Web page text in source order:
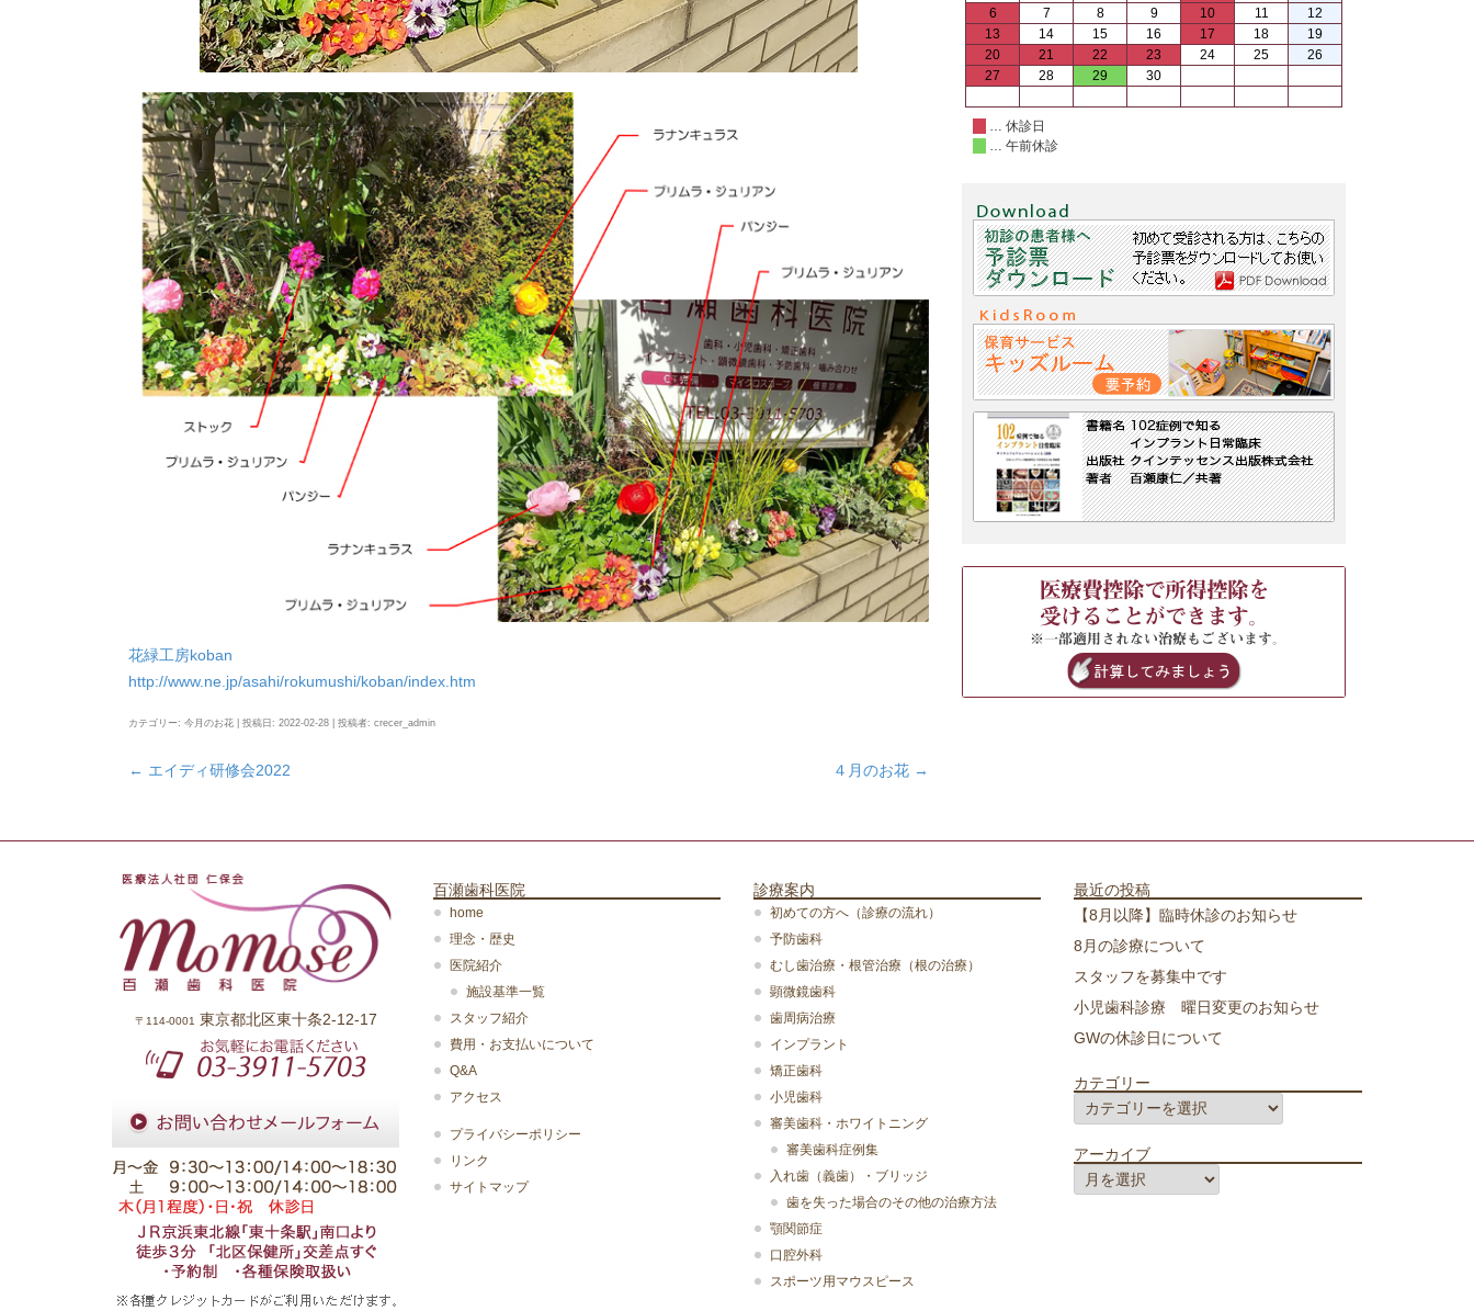
花緑工房koban
http://www.ne.jp/asahi/rokumushi/koban/index.htm
カテゴリー: 今月のお花 | 投稿日: 2022-02-28 投稿者: crecer_admin
ナ
ビ
ー
シ
ョ
ン
← エイディ研修会2022 ４月のお花 →
6
7 8 9 10 11
12
13
14 15 16 17 18
19
20
21 22 23 24 25
26
27
28 29 30
… 休診日
… 午前休診
〒114-0001 東京都北区東十条2-12-17
百瀬歯科医院
home
理念・歴史
医院紹介
施設基準一覧
スタッフ紹介
費用・お支払いについて
Q&A
アクセス
プライバシーポリシー
リンク
サイトマップ
診療案内
初めての方へ（診療の流れ）
予防歯科
むし歯治療・根管治療（根の治療）
顕微鏡歯科
歯周病治療
インプラント
矯正歯科
小児歯科
審美歯科・ホワイトニング
審美歯科症例集
入れ歯（義歯）・ブリッジ
歯を失った場合のその他の治療方法
顎関節症
口腔外科
スポーツ用マウスピース
最近の投稿
【8月以降】臨時休診のお知らせ
8月の診療について
スタッフを募集中です
小児歯科診療 曜日変更のお知らせ
GWの休診日について
カテゴリー
カ
ゴ
リ
アーカイブ
ア